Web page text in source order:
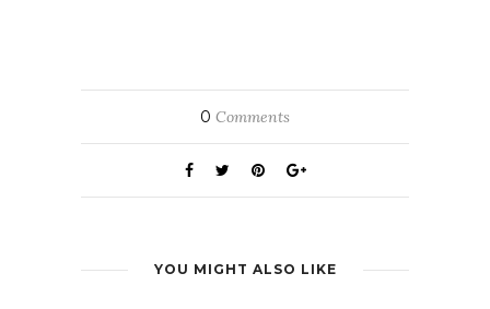
0 Comments
YOU MIGHT ALSO LIKE